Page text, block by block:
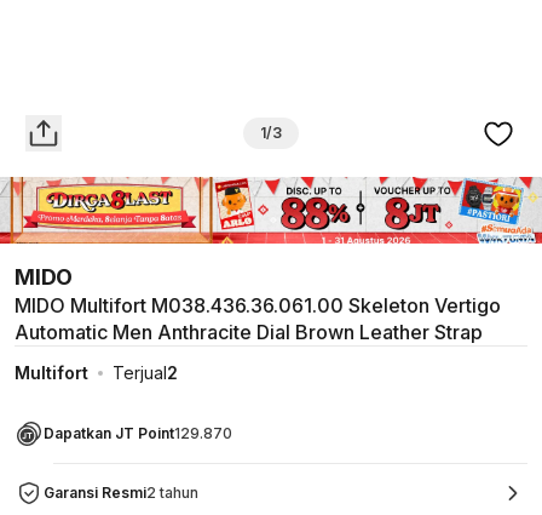
1/3
MIDO
MIDO Multifort M038.436.36.061.00 Skeleton Vertigo
Automatic Men Anthracite Dial Brown Leather Strap
Multifort Terjual2
Dapatkan JT Point129.870
Garansi Resmi2 tahun